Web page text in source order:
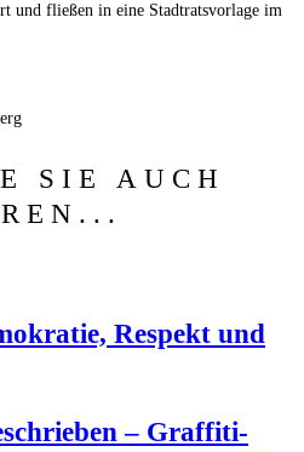
und flie­ßen in eine Stadt­rats­vor­la­ge im
SIE AUCH
Respekt und
– Graf­fi­ti-